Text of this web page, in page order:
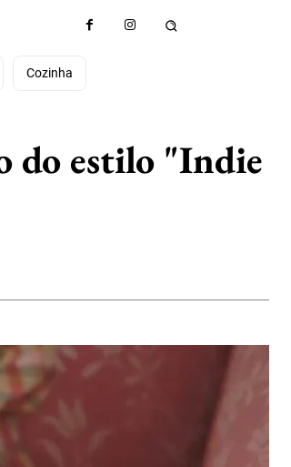
Cozinha
do estilo "Indie